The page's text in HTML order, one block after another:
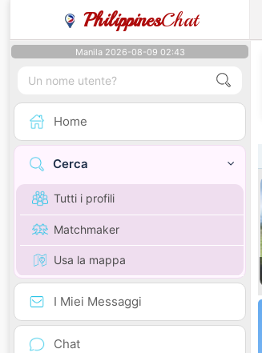
PhilippinesChat
Manila 2026-08-09 02:43
Home
Cerca
Tutti i profili
Matchmaker
Usa la mappa
I Miei Messaggi
Chat